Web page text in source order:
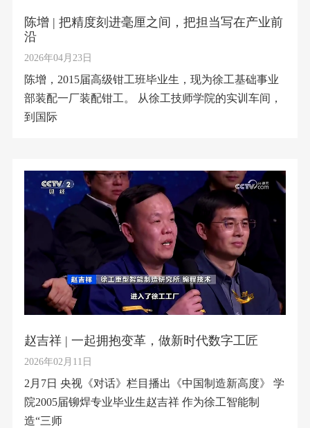
陈增 | 把精度刻进毫厘之间，把担当写在产业前
沿
2026年04月23日
陈增，2015届高级钳工班毕业生，现为徐工基础事业
部装配一厂装配钳工。 从徐工技师学院的实训车间，
到国际
赵吉祥 | 一起拥抱变革，做新时代数字工匠
2026年02月11日
2月7日 央视《对话》栏目播出《中国制造新高度》 学
院2005届铆焊专业毕业生赵吉祥 作为徐工智能制
造“三师